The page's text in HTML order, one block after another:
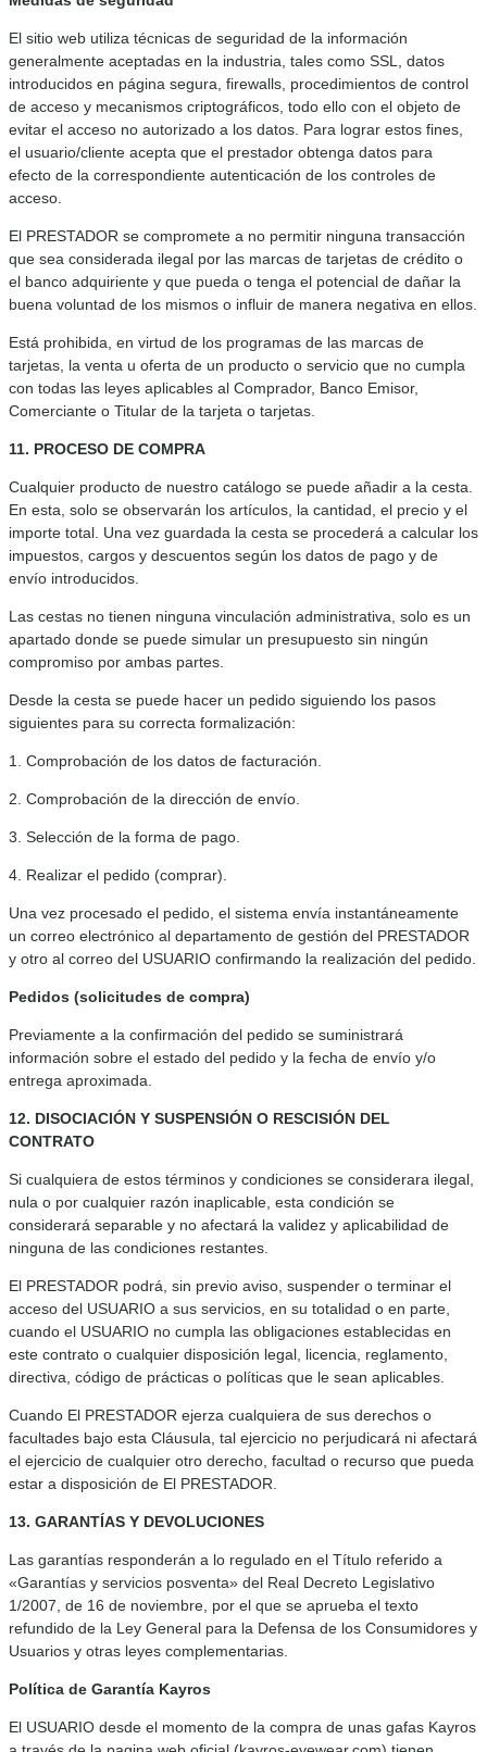
El sitio web utiliza técnicas de seguridad de la información
generalmente aceptadas en la industria, tales como SSL, datos
introducidos en página segura, firewalls, procedimientos de control
de acceso y mecanismos criptográficos, todo ello con el objeto de
evitar el acceso no autorizado a los datos. Para lograr estos fines,
el usuario/cliente acepta que el prestador obtenga datos para
efecto de la correspondiente autenticación de los controles de
acceso.
El PRESTADOR se compromete a no permitir ninguna transacción
que sea considerada ilegal por las marcas de tarjetas de crédito o
el banco adquiriente y que pueda o tenga el potencial de dañar la
buena voluntad de los mismos o influir de manera negativa en ellos.
Está prohibida, en virtud de los programas de las marcas de
tarjetas, la venta u oferta de un producto o servicio que no cumpla
con todas las leyes aplicables al Comprador, Banco Emisor,
Comerciante o Titular de la tarjeta o tarjetas.
11. PROCESO DE COMPRA
Cualquier producto de nuestro catálogo se puede añadir a la cesta.
En esta, solo se observarán los artículos, la cantidad, el precio y el
importe total. Una vez guardada la cesta se procederá a calcular los
impuestos, cargos y descuentos según los datos de pago y de
envío introducidos.
Las cestas no tienen ninguna vinculación administrativa, solo es un
apartado donde se puede simular un presupuesto sin ningún
compromiso por ambas partes.
Desde la cesta se puede hacer un pedido siguiendo los pasos
siguientes para su correcta formalización:
1. Comprobación de los datos de facturación.
2. Comprobación de la dirección de envío.
3. Selección de la forma de pago.
4. Realizar el pedido (comprar).
Una vez procesado el pedido, el sistema envía instantáneamente
un correo electrónico al departamento de gestión del PRESTADOR
y otro al correo del USUARIO confirmando la realización del pedido.
Pedidos (solicitudes de compra)
Previamente a la confirmación del pedido se suministrará
información sobre el estado del pedido y la fecha de envío y/o
entrega aproximada.
12. DISOCIACIÓN Y SUSPENSIÓN O RESCISIÓN DEL
CONTRATO
Si cualquiera de estos términos y condiciones se considerara ilegal,
nula o por cualquier razón inaplicable, esta condición se
considerará separable y no afectará la validez y aplicabilidad de
ninguna de las condiciones restantes.
El PRESTADOR podrá, sin previo aviso, suspender o terminar el
acceso del USUARIO a sus servicios, en su totalidad o en parte,
cuando el USUARIO no cumpla las obligaciones establecidas en
este contrato o cualquier disposición legal, licencia, reglamento,
directiva, código de prácticas o políticas que le sean aplicables.
Cuando El PRESTADOR ejerza cualquiera de sus derechos o
facultades bajo esta Cláusula, tal ejercicio no perjudicará ni afectará
el ejercicio de cualquier otro derecho, facultad o recurso que pueda
estar a disposición de El PRESTADOR.
13. GARANTÍAS Y DEVOLUCIONES
Las garantías responderán a lo regulado en el Título referido a
«Garantías y servicios posventa» del Real Decreto Legislativo
1/2007, de 16 de noviembre, por el que se aprueba el texto
refundido de la Ley General para la Defensa de los Consumidores y
Usuarios y otras leyes complementarias.
Política de Garantía Kayros
El USUARIO desde el momento de la compra de unas gafas Kayros